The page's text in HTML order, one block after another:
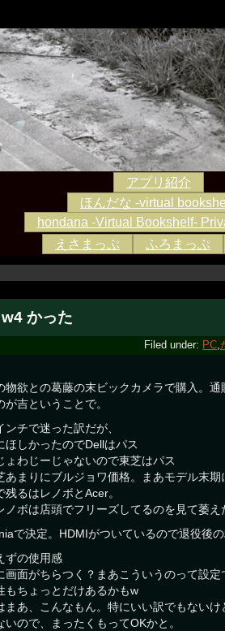
アプリ紹介
ほんだな -virtual
hondana -Virtual Bookshelf-
えさまっぷ
ふろまっぷ
かった
Filed under: PC,
物欲との葛藤の末ビックカメラで購入。
が吉ということで。
ンチで迷った訳だが、
ほしかったのでDellはパス
ょわじーじゃないので東芝はパス
あまりにブルジョワ価格。まあモデル末
残るはレノボとAcer。
ノボは店頭でフリーズしてるのを見て萎え
で決定。HDMIがついているので退役後
ずの使用感
画面がちらつく？まあこういうのって設
もちょっとだけあるかもw
まあ、こんなもん。特にいい訳でもない
いので、まったくもってOKかと。